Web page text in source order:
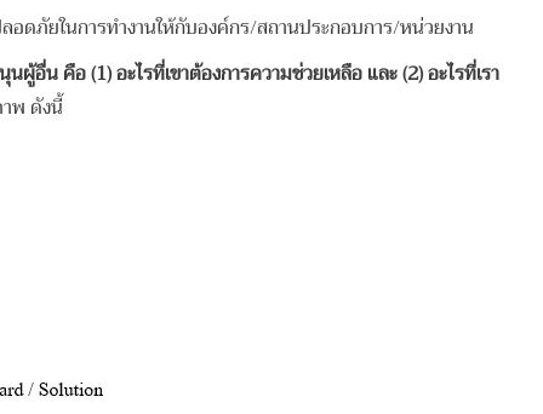
ดภัยในการทำงานให้กับองค์กร/สถานประกอบการ/หน่วยงาน
อื่น คือ (1) อะไรที่เขาต้องการความช่วยเหลือ และ (2) อะไรที่เรา
พ ดังนี้